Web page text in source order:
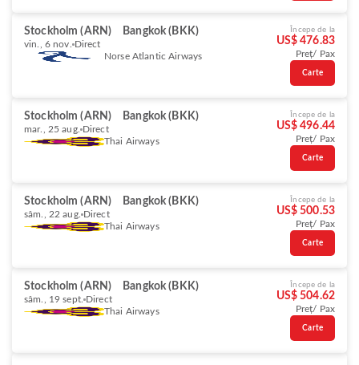
Stockholm (ARN) Bangkok (BKK)
vin., 6 nov. Direct
Norse Atlantic Airways
Începe de la
US$ 476.83
Preț/ Pax
Carte
Stockholm (ARN) Bangkok (BKK)
mar., 25 aug. Direct
Thai Airways
Începe de la
US$ 496.44
Preț/ Pax
Carte
Stockholm (ARN) Bangkok (BKK)
sâm., 22 aug. Direct
Thai Airways
Începe de la
US$ 500.53
Preț/ Pax
Carte
Stockholm (ARN) Bangkok (BKK)
sâm., 19 sept. Direct
Thai Airways
Începe de la
US$ 504.62
Preț/ Pax
Carte